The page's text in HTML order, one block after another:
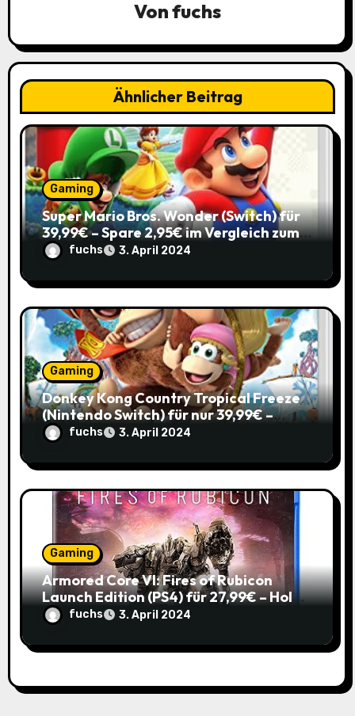
t
i
o
n
Vonfuchs
Ähnlicher Beitrag
Gaming
Super Mario Bros. Wonder (Switch) für
39,99€ – Spare 2,95€ im Vergleich zum
Normalpreis!
fuchs 3. April 2024
Gaming
Donkey Kong Country Tropical Freeze
(Nintendo Switch) für nur 39,99€ –
Spare 16% im Vergleich zum alten Preis!
fuchs 3. April 2024
Gaming
Armored Core VI: Fires of Rubicon
Launch Edition (PS4) für 27,99€ – Hol
dir den Mech-Action Spaß zum
Spitzenpreis!
fuchs 3. April 2024